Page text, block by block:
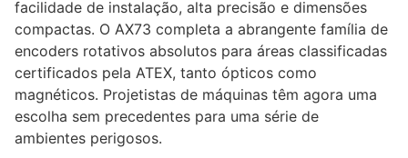
facilidade de instalação, alta precisão e dimensões
compactas. O AX73 completa a abrangente famí­lia de
encoders rotativos absolutos para áreas classificadas
certificados pela ATEX, tanto ópticos como
magnéticos. Projetistas de máquinas têm agora uma
escolha sem precedentes para uma série de
ambientes perigosos.